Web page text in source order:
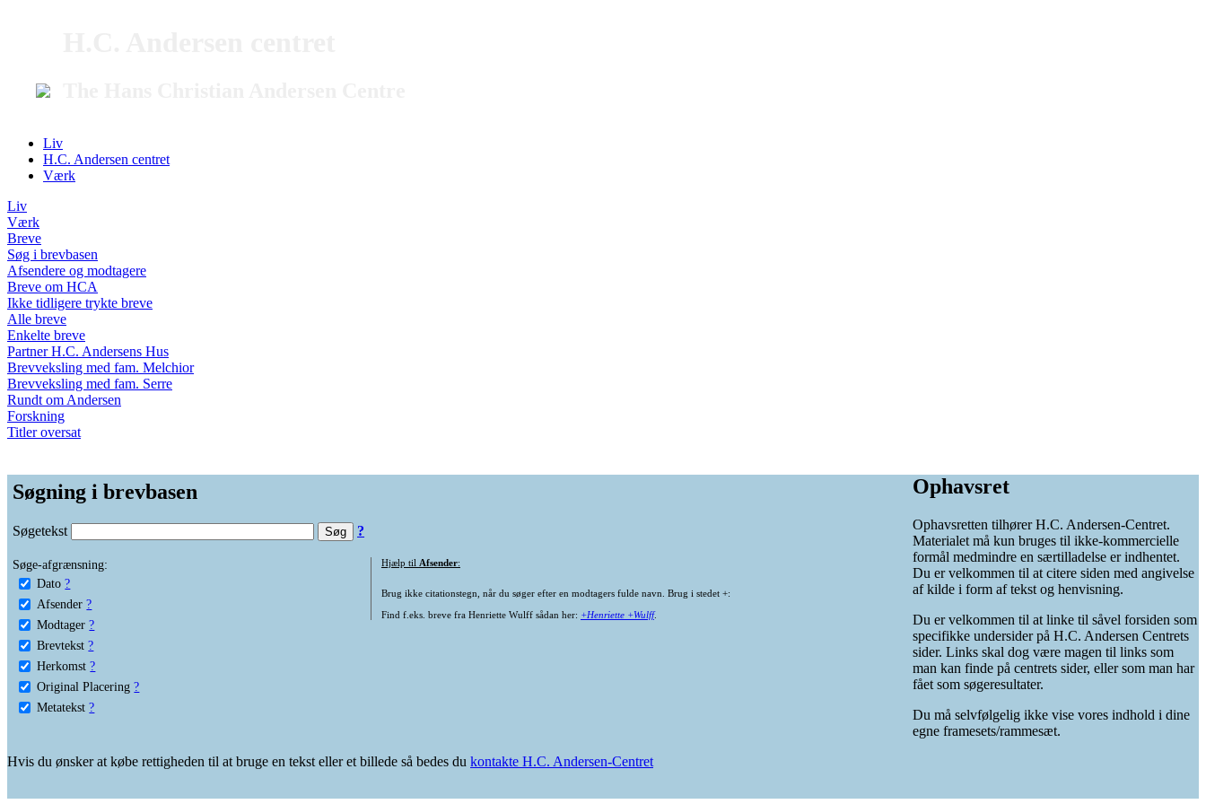
Liv
H.C. Andersen centret
Værk
Liv
Værk
Breve
Søg i brevbasen
Afsendere og modtagere
Breve om HCA
Ikke tidligere trykte breve
Alle breve
Enkelte breve
Partner H.C. Andersens Hus
Brevveksling med fam. Melchior
Brevveksling med fam. Serre
Rundt om Andersen
Forskning
Titler oversat
Søgning i brevbasen
Søgetekst ?
Søge-afgrænsning:
Dato ?
Afsender ?
Modtager ?
Brevtekst ?
Herkomst ?
Original Placering ?
Metatekst ?
Hjælp til Afsender:
Brug ikke citationstegn, når du søger efter en modtagers fulde navn. Brug i stedet +:
Find f.eks. breve fra Henriette Wulff sådan her: +Henriette +Wulff.
Ophavsret
Ophavsretten tilhører H.C. Andersen-Centret.
Materialet må kun bruges til ikke-kommercielle
formål medmindre en særtilladelse er indhentet.
Du er velkommen til at citere siden med angivelse
af kilde i form af tekst og henvisning.
Du er velkommen til at linke til såvel forsiden som
specifikke undersider på H.C. Andersen Centrets
sider. Links skal dog være magen til links som
man kan finde på centrets sider, eller som man har
fået som søgeresultater.
Du må selvfølgelig ikke vise vores indhold i dine
egne framesets/rammesæt.
Hvis du ønsker at købe rettigheden til at bruge en tekst eller et billede så bedes du kontakte H.C. Andersen-Centret